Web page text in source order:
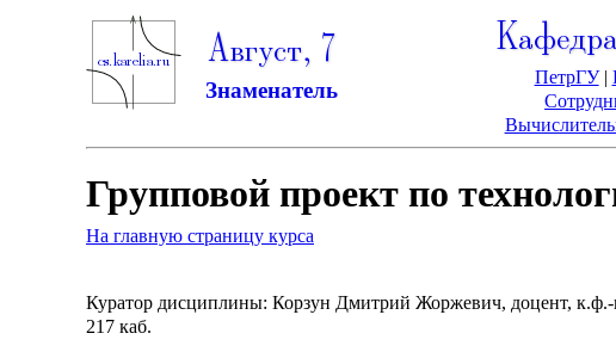
Август, 7
Знаменатель
ПетрГУ|
Групповой проект по
На главную страницу курса
Куратор дисциплины: Корзун Дмитрий Жоржевич, доцент,
217 каб.